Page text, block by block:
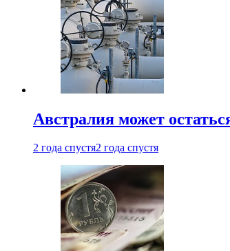
Австралия может
2 года спустя2 года спустя